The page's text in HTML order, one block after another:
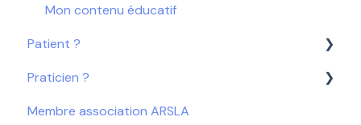
Mon contenu éducatif
Patient ?
Mon compte
Praticien ?
Télésoin
Membre association ARSLA